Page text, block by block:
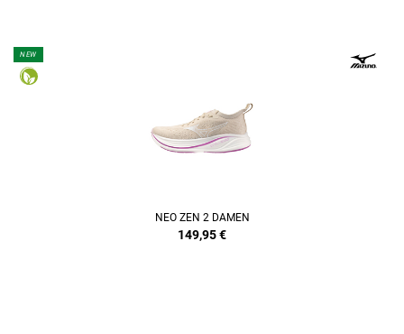
NEW
NEO ZEN 2 DAMEN
149,95€